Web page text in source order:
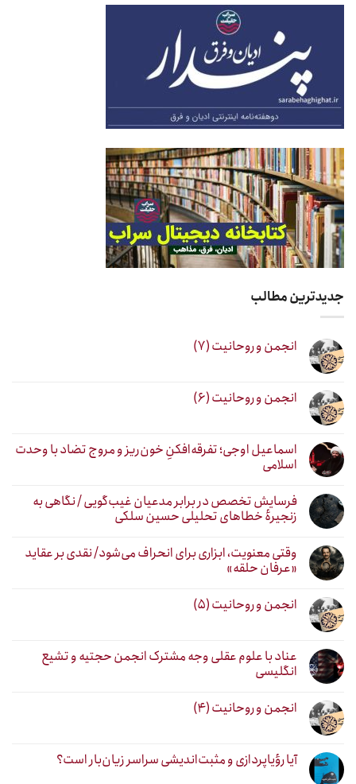
جدیدترین مطالب
انجمن و روحانیت (۷)
انجمن و روحانیت (۶)
اسماعیل اوجی؛ تفرقه‌افکنِ خون‌ریز و مروج تضاد با وحدت
اسلامی
فرسایش تخصص در برابر مدعیان غیب‌گویی / نگاهی به
زنجیرهٔ خطاهای تحلیلی حسین سلکی
وقتی معنویت، ابزاری برای انحراف می‌شود/ نقدی بر عقاید
«عرفان حلقه»
انجمن و روحانیت (۵)
عناد با علوم عقلی وجه مشترک انجمن حجتیه و تشیع
انگلیسی
انجمن و روحانیت (۴)
آیا رؤیاپردازی و مثبت‌اندیشی سراسر زیان‌بار است؟